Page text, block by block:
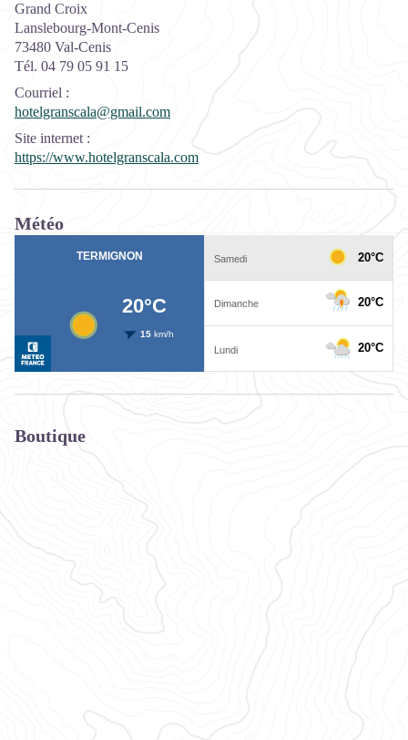
Grand Croix
Lanslebourg-Mont-Cenis
73480 Val-Cenis
Tél. 04 79 05 91 15
Courriel :
hotelgranscala@gmail.com
Site internet :
https://www.hotelgranscala.com
Météo
Boutique